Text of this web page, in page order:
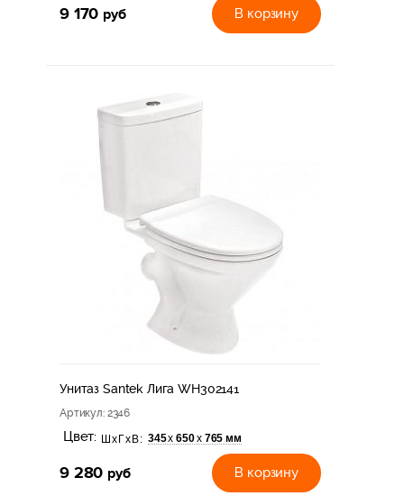
9 170 руб В корзину
Унитаз Santek Лига WH302141
Артикул: 2346
Цвет: ШхГхВ: 345х 650х 765 мм
9 280 руб В корзину